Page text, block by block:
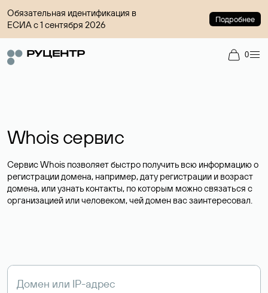
Обязательная идентификация в
ЕСИА с 1 сентября 2026
Подробнее
0
Whois сервис
Сервис Whois позволяет быстро получить всю информацию о
регистрации домена, например, дату регистрации и возраст
домена, или узнать контакты, по которым можно связаться с
организацией или человеком, чей домен вас заинтересовал.